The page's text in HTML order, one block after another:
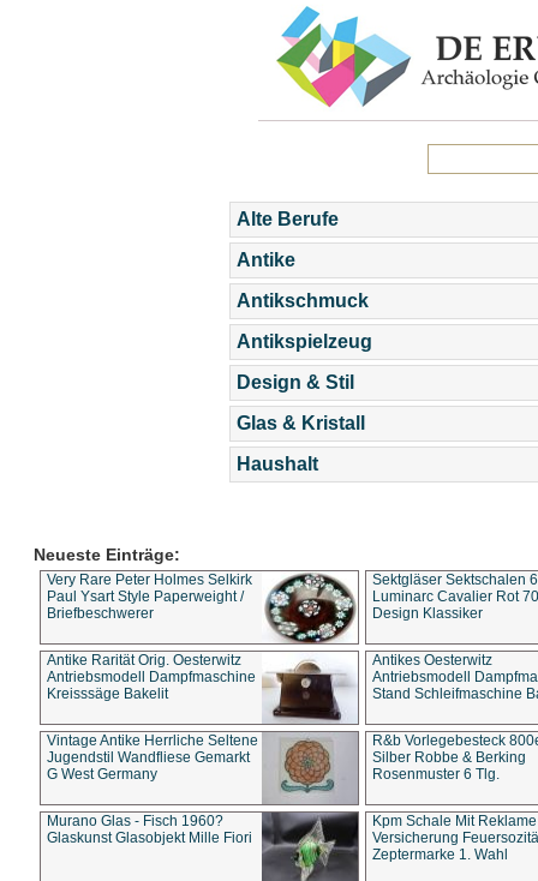
Alte Berufe
Antike
Antikschmuck
Antikspielzeug
Design & Stil
Glas & Kristall
Haushalt
Neueste Einträge:
Very Rare Peter Holmes Selkirk
Paul Ysart Style Paperweight /
Briefbeschwerer
Sektgläser Sektschalen
Luminarc Cavalier Rot
Design Klassiker
Antike Rarität Orig. Oesterwitz
Antriebsmodell Dampfmaschine
Kreisssäge Bakelit
Antikes Oesterwitz
Antriebsmodell
Stand Schleifmaschine
Vintage Antike Herrliche Seltene
Jugendstil Wandfliese Gemarkt
G West Germany
R&b Vorlegebesteck
Silber Robbe & Berking
Rosenmuster 6 Tlg.
Murano Glas - Fisch 1960?
Glaskunst Glasobjekt Mille Fiori
Kpm Schale Mit Reklame
Versicherung
Zeptermarke 1. Wahl